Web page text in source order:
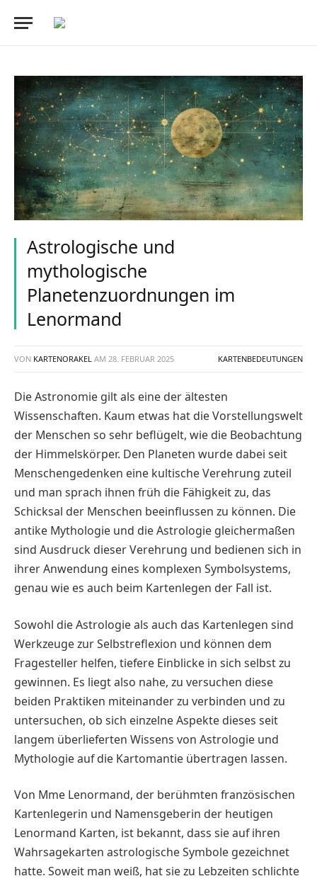
Astrologische und
mythologische
Planetenzuordnungen im
Lenormand
VON KARTENORAKEL AM 28. FEBRUAR 2025 KARTENBEDEUTUNGEN
Die Astronomie gilt als eine der ältesten
Wissenschaften. Kaum etwas hat die Vorstellungswelt
der Menschen so sehr beflügelt, wie die Beobachtung
der Himmelskörper. Den Planeten wurde dabei seit
Menschengedenken eine kultische Verehrung zuteil
und man sprach ihnen früh die Fähigkeit zu, das
Schicksal der Menschen beeinflussen zu können. Die
antike Mythologie und die Astrologie gleichermaßen
sind Ausdruck dieser Verehrung und bedienen sich in
ihrer Anwendung eines komplexen Symbolsystems,
genau wie es auch beim Kartenlegen der Fall ist.
Sowohl die Astrologie als auch das Kartenlegen sind
Werkzeuge zur Selbstreflexion und können dem
Fragesteller helfen, tiefere Einblicke in sich selbst zu
gewinnen. Es liegt also nahe, zu versuchen diese
beiden Praktiken miteinander zu verbinden und zu
untersuchen, ob sich einzelne Aspekte dieses seit
langem überlieferten Wissens von Astrologie und
Mythologie auf die Kartomantie übertragen lassen.
Von Mme Lenormand, der berühmten französischen
Kartenlegerin und Namensgeberin der heutigen
Lenormand Karten, ist bekannt, dass sie auf ihren
Wahrsagekarten astrologische Symbole gezeichnet
hatte. Soweit man weiß, hat sie zu Lebzeiten schlichte